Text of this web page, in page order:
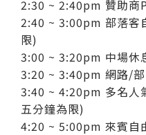
2:30 ~ 2:40pm 贊助
2:40 ~ 3:00pm 部落客
限)
3:00 ~ 3:20pm 中場休
3:20 ~ 3:40pm 網路/
3:40 ~ 4:20pm 多名人
五分鐘為限)
4:20 ~ 5:00pm 來賓自